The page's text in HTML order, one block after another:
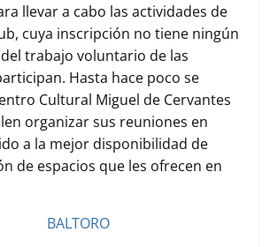
llevar a cabo las actividades de
cuya inscripción no tiene ningún
trabajo voluntario de las
Hasta hace poco se
Cultural Miguel de Cervantes
organizar sus reuniones en
a la mejor disponibilidad de
de espacios que les ofrecen en